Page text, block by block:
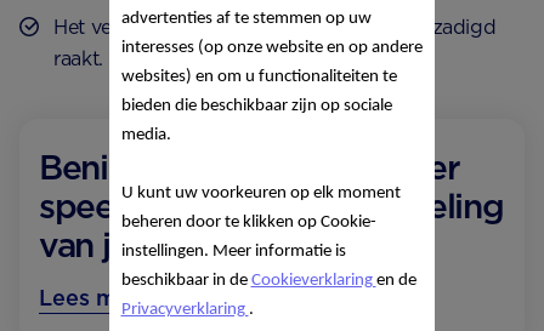
Het vet zorgt er ook voor dat je kindje verzadigd
raakt.
Benieuwd wat er nog meer
speelt tijdens de ontwikkeling
van je baby?
Lees meer over 1 maand
advertenties af te stemmen op uw
interesses (op onze website en op andere
websites) en om u functionaliteiten te
bieden die beschikbaar zijn op sociale
media.
U kunt uw voorkeuren op elk moment
beheren door te klikken op Cookie-
instellingen. Meer informatie is
beschikbaar in de Cookieverklaring en de
Privacyverklaring .